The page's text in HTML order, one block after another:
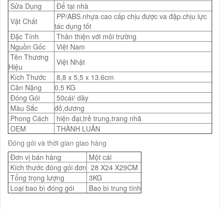
Sửa Dụng
Để tại nhà
Vật Chất
PP/ABS.nhựa cao cấp chịu được va đập.chịu lực
tác dụng tốt
Đặc Tính
Thân thiện với môi trường
Nguồn Gốc
Việt Nam
Tên Thương
Hiệu
Việt Nhật
Kích Thước
8,8 x 5,5 x 13.6cm
Cân Nặng
0,5 KG
Đóng Gói
50cái/ dây
Màu Sắc
đỏ,dương
Phong Cách
hiện đại,trẻ trung,trang nhã
OEM
THÀNH LUÂN
Đóng gói và thời gian giao hàng
Đơn vị bán hàng
Một cái
Kích thước đóng gói đơn 28 X24 X29CM
Tổng trọng lượng
3KG
Loại bao bì đóng gói
Bao bì trung tính